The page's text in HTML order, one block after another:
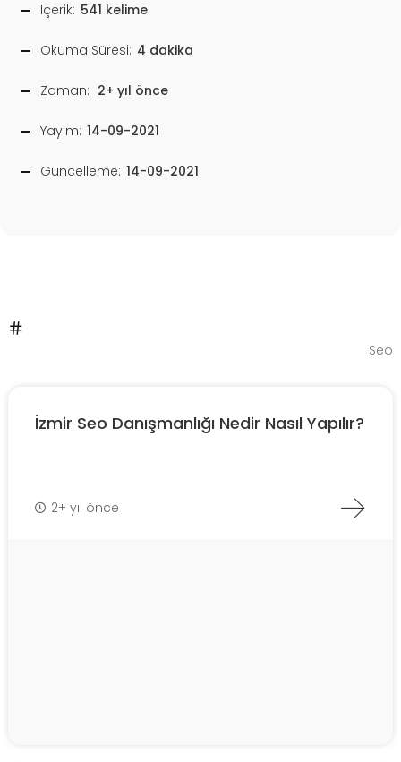
İçerik: 541 kelime
Okuma Süresi: 4 dakika
Zaman: 2+ yıl önce
Yayım: 14-09-2021
Güncelleme: 14-09-2021
Seo
İzmir Seo Danışmanlığı Nedir Nasıl Yapılır?
2+ yıl önce